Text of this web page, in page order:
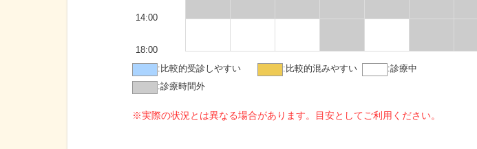
14:00
18:00
: 比較的受診しやすい : 比較的混みやすい :診療中
:診療時間外
※実際の状況とは異なる場合があります。目安としてご利用ください。